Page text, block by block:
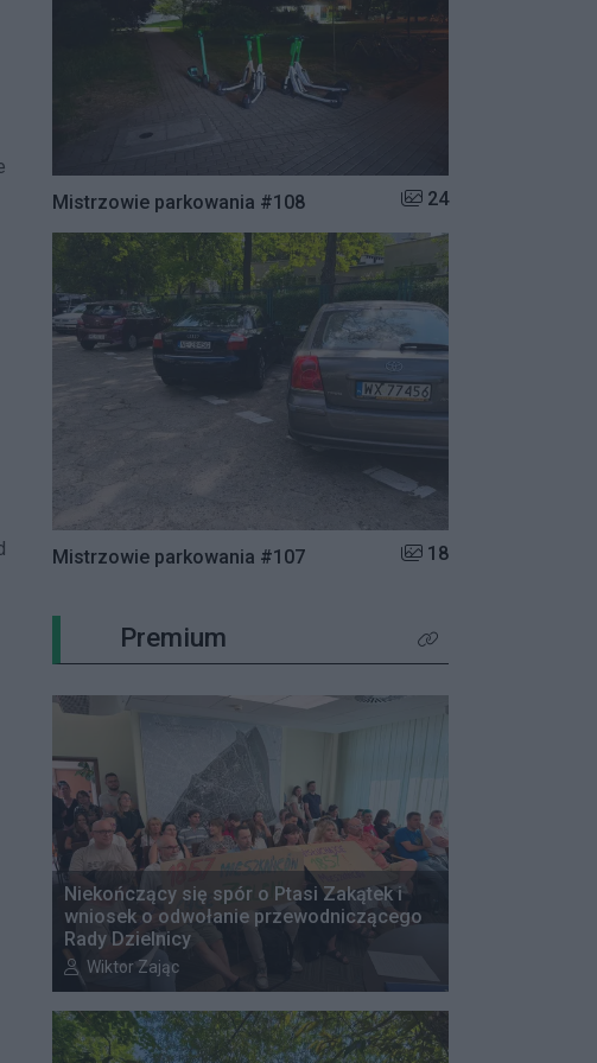
Mistrzowie parkowania #108 Liczba zdjęć w galerii:
24
Mistrzowie parkowania #107 Liczba zdjęć w galerii:
18
Premium Kliknij aby zobaczyć
Niekończący się spór o Ptasi Zakątek i
wniosek o odwołanie przewodniczącego
Rady Dzielnicy
Autor artykułu:
Wiktor Zając